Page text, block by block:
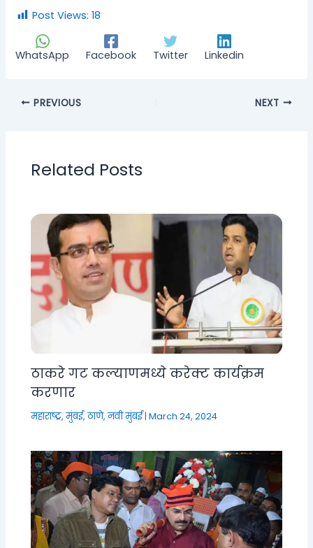
Post Views: 18
WhatsApp Facebook Twitter Linkedin
PREVIOUS NEXT
Related Posts
ठाकरे गट कल्याणमध्ये करेक्ट कार्यक्रम
करणार
महाराष्ट्र,मुंबई, ठाणे, नवी मुंबई|March 24, 2024